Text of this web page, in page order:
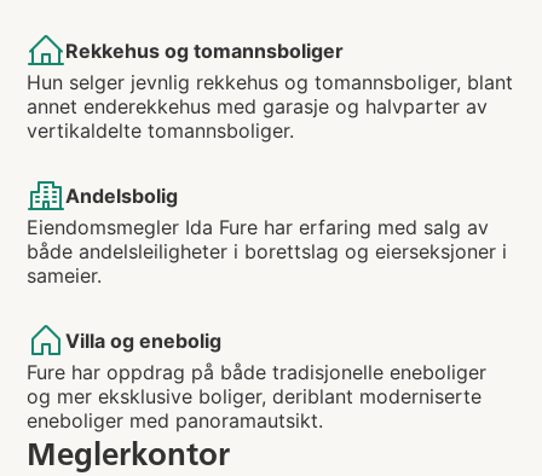
Rekkehus og tomannsboliger
Hun selger jevnlig rekkehus og tomannsboliger, blant
annet enderekkehus med garasje og halvparter av
vertikaldelte tomannsboliger.
Andelsbolig
Eiendomsmegler Ida Fure har erfaring med salg av
både andelsleiligheter i borettslag og eierseksjoner i
sameier.
Villa og enebolig
Fure har oppdrag på både tradisjonelle eneboliger
og mer eksklusive boliger, deriblant moderniserte
eneboliger med panoramautsikt.
Meglerkontor